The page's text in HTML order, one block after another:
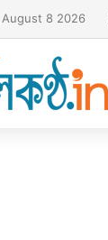
August 8 2026